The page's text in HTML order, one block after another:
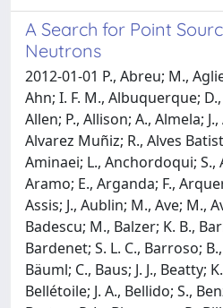
A Search for Point
Neutrons
2012-01-01 P., Abreu; M.,
Ahn; I. F. M., Albuquerque;
Allen; P., Allison; A., Almela;
Alvarez Muñiz; R., Alves
Aminaei; L., Anchordoqui; S.,
Aramo; E., Arganda; F.,
Assis; J., Aublin; M., Ave; M.,
Badescu; M., Balzer; K. B.,
Bardenet; S. L. C., Barroso;
Bäuml; C., Baus; J. J., Beatty;
Bellétoile; J. A., Bellido; S.,